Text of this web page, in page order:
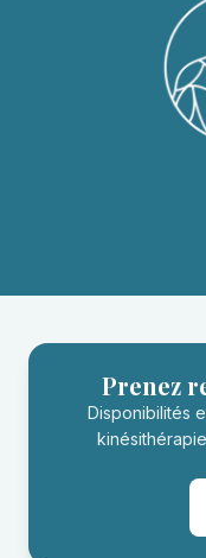
Prenez
Disponibilités